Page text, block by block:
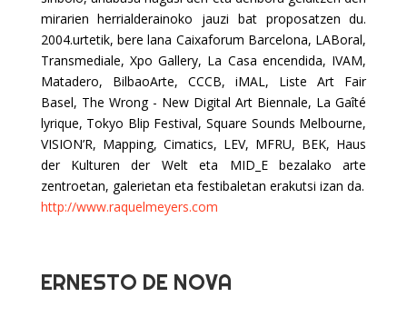
mirarien herrialderainoko jauzi bat proposatzen du.
2004.urtetik, bere lana Caixaforum Barcelona, LABoral,
Transmediale, Xpo Gallery, La Casa encendida, IVAM,
Matadero, BilbaoArte, CCCB, iMAL, Liste Art Fair
Basel, The Wrong - New Digital Art Biennale, La Gaîté
lyrique, Tokyo Blip Festival, Square Sounds Melbourne,
VISION’R, Mapping, Cimatics, LEV, MFRU, BEK, Haus
der Kulturen der Welt eta MID_E bezalako arte
zentroetan, galerietan eta festibaletan erakutsi izan da.
http://www.raquelmeyers.com
ERNESTO DE NOVA